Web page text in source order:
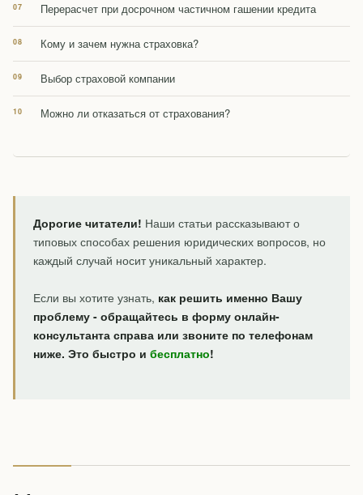
Перерасчет при досрочном частичном гашении кредита
Кому и зачем нужна страховка?
Выбор страховой компании
Можно ли отказаться от страхования?
Дорогие читатели! Наши статьи рассказывают о
типовых способах решения юридических вопросов, но
каждый случай носит уникальный характер.
Если вы хотите узнать, как решить именно Вашу
проблему - обращайтесь в форму онлайн-
консультанта справа или звоните по телефонам
ниже. Это быстро и бесплатно!